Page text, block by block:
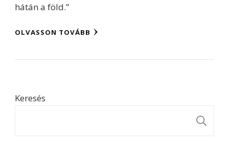
hátán a föld.”
OLVASSON TOVÁBB
Keresés